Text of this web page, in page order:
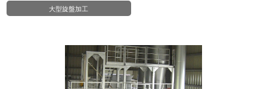
大型旋盤加工